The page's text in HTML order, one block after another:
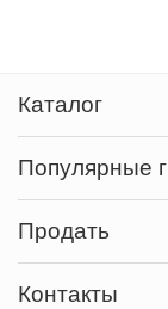
Каталог
Популярные
Продать
Контакты